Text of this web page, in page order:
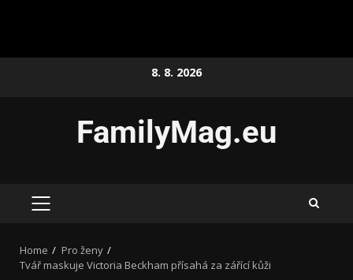
8. 8. 2026
FamilyMag.eu
Home
Pro ženy
Tvář maskuje Victoria Beckham přísahá za zářící kůži